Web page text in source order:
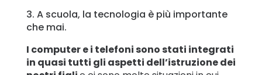
3. A scuola, la tecnologia è più importante
che mai.
I computer e i telefoni sono stati integrati
in quasi tutti gli aspetti dell’istruzione dei